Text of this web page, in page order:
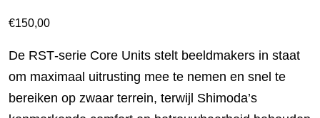
€150,00
De RST‑serie Core Units stelt beeldmakers in staat
om maximaal uitrusting mee te nemen en snel te
bereiken op zwaar terrein, terwijl Shimoda’s